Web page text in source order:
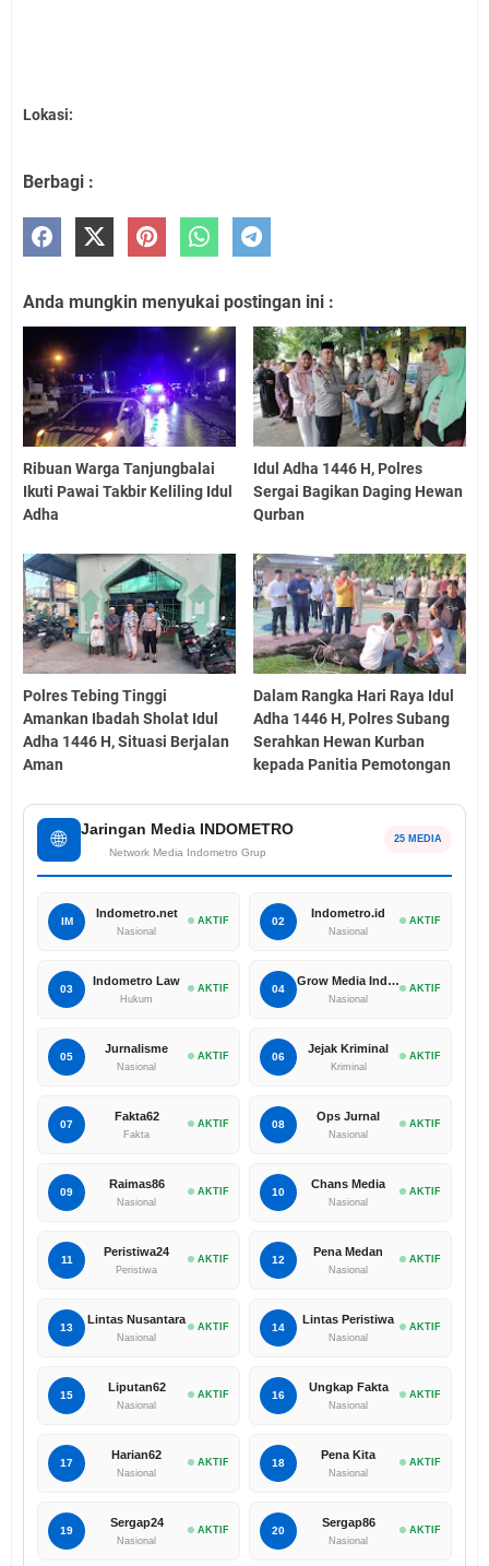
Lokasi:
Berbagi :
Anda mungkin menyukai postingan ini :
Ribuan Warga Tanjungbalai
Ikuti Pawai Takbir Keliling Idul
Adha
Idul Adha 1446 H, Polres
Sergai Bagikan Daging Hewan
Qurban
Polres Tebing Tinggi
Amankan Ibadah Sholat Idul
Adha 1446 H, Situasi Berjalan
Aman
Dalam Rangka Hari Raya Idul
Adha 1446 H, Polres Subang
Serahkan Hewan Kurban
kepada Panitia Pemotongan
🌐 Jaringan Media INDOMETRO
Network Media Indometro Grup
25 MEDIA
IM
Indometro.net
Nasional
AKTIF 02
Indometro.id
Nasional
AKTIF
03
Indometro Law
Hukum
AKTIF 04
Grow Media Indonesia
Nasional
AKTIF
05
Jurnalisme
Nasional
AKTIF 06
Jejak Kriminal
Kriminal
AKTIF
07
Fakta62
Fakta
AKTIF 08
Ops Jurnal
Nasional
AKTIF
09
Raimas86
Nasional
AKTIF 10
Chans Media
Nasional
AKTIF
11
Peristiwa24
Peristiwa
AKTIF 12
Pena Medan
Nasional
AKTIF
13
Lintas Nusantara
Nasional
AKTIF 14
Lintas Peristiwa
Nasional
AKTIF
15
Liputan62
Nasional
AKTIF 16
Ungkap Fakta
Nasional
AKTIF
17
Harian62
Nasional
AKTIF 18
Pena Kita
Nasional
AKTIF
19
Sergap24
Nasional
AKTIF 20
Sergap86
Nasional
AKTIF